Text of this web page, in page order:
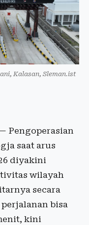
Kalasan, Sleman.ist
Pengoperasian
saat arus
diyakini
wilayah
secara
bisa
kini